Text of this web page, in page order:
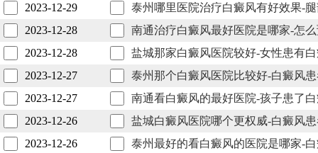
2023-12-29
泰州哪里医院治疗白癜风有好效果-
2023-12-28
南通治疗白癜风最好医院是哪家-怎
2023-12-28
盐城那家白癜风医院较好-女性患有
2023-12-27
泰州那个白癜风医院比较好-白癜风
2023-12-27
南通看白癜风的最好医院-孩子患了
2023-12-26
盐城白癜风医院哪个更权威-白癜风
2023-12-26
泰州最好的看白癜风的医院是哪家-